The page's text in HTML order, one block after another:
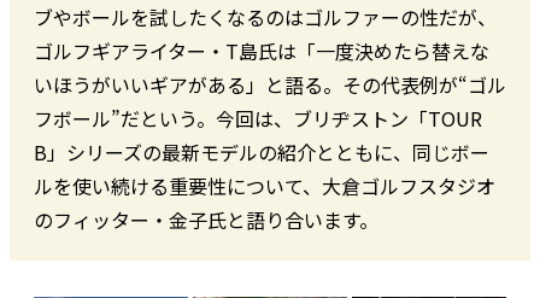
ブやボールを試したくなるのはゴルファーの性だが、
ゴルフギアライター・T島氏は「一度決めたら替えな
いほうがいいギアがある」と語る。その代表例が“ゴル
フボール”だという。今回は、ブリヂストン「TOUR
B」シリーズの最新モデルの紹介とともに、同じボー
ルを使い続ける重要性について、大倉ゴルフスタジオ
のフィッター・金子氏と語り合います。